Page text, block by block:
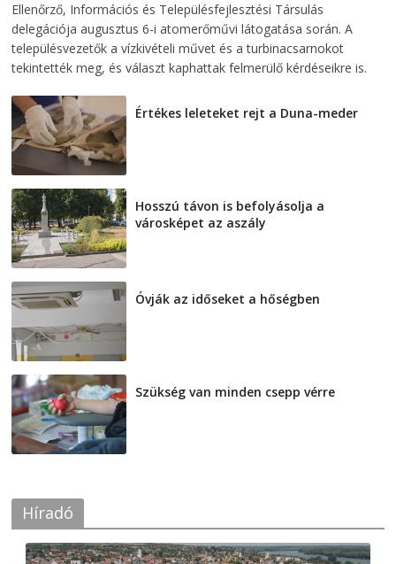
Ellenőrző, Információs és Településfejlesztési Társulás
delegációja augusztus 6-i atomerőművi látogatása során. A
településvezetők a vízkivételi művet és a turbinacsarnokot
tekintették meg, és választ kaphattak felmerülő kérdéseikre is.
Értékes leleteket rejt a Duna-meder
Hosszú távon is befolyásolja a
városképet az aszály
Óvják az időseket a hőségben
Szükség van minden csepp vérre
Híradó